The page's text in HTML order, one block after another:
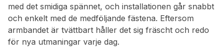
med det smidiga spännet, och installationen går snabbt
och enkelt med de medföljande fästena. Eftersom
armbandet är tvättbart håller det sig fräscht och redo
för nya utmaningar varje dag.